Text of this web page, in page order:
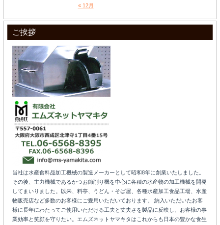
« 12月
ご挨拶
当社は水産食料品加工機械の製造メーカーとして昭和8年に創業いたしました。
その後、主力機械であるかつお節削り機を中心に各種の水産物の加工機械を開発
してまいりました。以来、料亭、うどん・そば屋、各種水産加工食品工場、水産
物販売店など多数のお客様にご愛用いただいております。 納入いただいたお客
様に長年にわたってご使用いただける工夫と丈夫さを製品に反映し、お客様の事
業効率と笑顔を守りたい。エムズネットヤマキタはこれからも日本の豊かな食生